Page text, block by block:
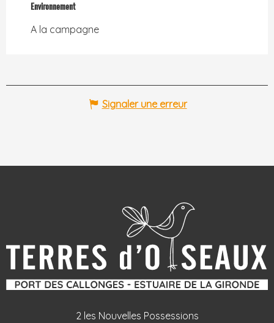
Environnement
Environnement
A la campagne
Signaler une erreur
2 les Nouvelles Possessions